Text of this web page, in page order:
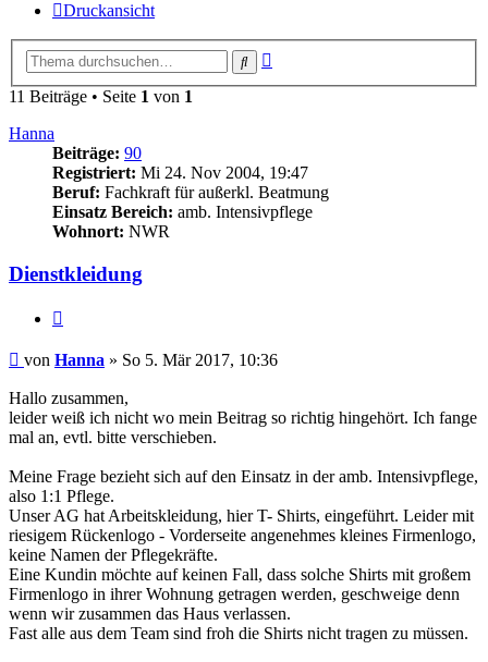
Druckansicht
Suche
11 Beiträge • Seite 1 von 1
Hanna
Beiträge: 90
Registriert: Mi 24. Nov 2004, 19:47
Beruf: Fachkraft für außerkl. Beatmung
Einsatz Bereich: amb. Intensivpflege
Wohnort: NWR
Dienstkleidung
Beitrag
von Hanna » So 5. Mär 2017, 10:36
Hallo zusammen,
leider weiß ich nicht wo mein Beitrag so richtig hingehört. Ich fange
mal an, evtl. bitte verschieben.
Meine Frage bezieht sich auf den Einsatz in der amb. Intensivpflege,
also 1:1 Pflege.
Unser AG hat Arbeitskleidung, hier T- Shirts, eingeführt. Leider mit
riesigem Rückenlogo - Vorderseite angenehmes kleines Firmenlogo,
keine Namen der Pflegekräfte.
Eine Kundin möchte auf keinen Fall, dass solche Shirts mit großem
Firmenlogo in ihrer Wohnung getragen werden, geschweige denn
wenn wir zusammen das Haus verlassen.
Fast alle aus dem Team sind froh die Shirts nicht tragen zu müssen.